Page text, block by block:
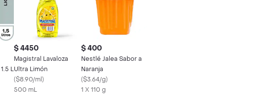
L
$ 4450
Magistral Lavaloza
Ultra Limón
($8.90/ml)
500 mL
$ 400
Nestlé Jalea Sabor a
Naranja
($3.64/g)
1 X 110 g